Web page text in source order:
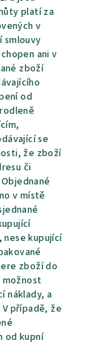
platí za
v
smlouvy
ani v
zboží
od
se
že zboží
či
v místě
nese kupující
zboží do
možnost
náklady, a
případě, že
od kupní